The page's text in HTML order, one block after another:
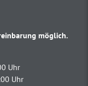
möglich.
Uhr
Uhr